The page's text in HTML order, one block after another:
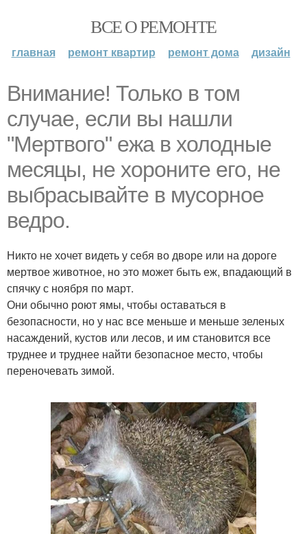
ВСЕ О РЕМОНТЕ
главная ремонт квартир ремонт дома дизайн
Внимание! Только в том
случае, если вы нашли
"Мертвого" ежа в холодные
месяцы, не хороните его, не
выбрасывайте в мусорное
ведро.
Никто не хочет видеть у себя во дворе или на дороге
мертвое животное, но это может быть еж, впадающий в
спячку с ноября по март.
Они обычно роют ямы, чтобы оставаться в
безопасности, но у нас все меньше и меньше зеленых
насаждений, кустов или лесов, и им становится все
труднее и труднее найти безопасное место, чтобы
переночевать зимой.